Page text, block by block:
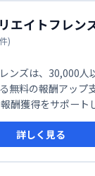
エイトフレン
)
ンズは、30,000人
無料の報酬アップ
酬獲得をサポート
促進します。 無料
、初心者からベテ
ィリエイト活動の
詳しく見る